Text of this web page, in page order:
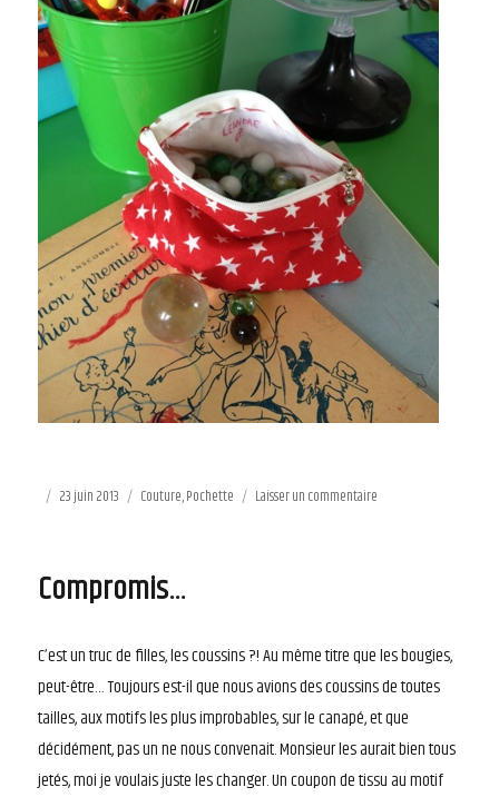
Publié
23 juin 2013 Catégories
Couture,Pochette Laisser un commentaire
Compromis…
C’est un truc de filles, les coussins ?! Au même titre que les bougies,
peut-être… Toujours est-il que nous avions des coussins de toutes
tailles, aux motifs les plus improbables, sur le canapé, et que
décidément, pas un ne nous convenait. Monsieur les aurait bien tous
jetés, moi je voulais juste les changer. Un coupon de tissu au motif